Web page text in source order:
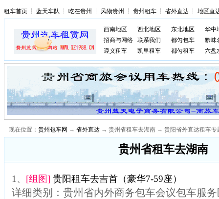
租车首页 ┆ 蓝天车队 ┆ 吃在贵州 ┆ 风物贵州 ┆ 贵州租车 ┆ 省外直达 ┆ 地区直
西南地区 西北地区 东北地区
华中
招商与网络
联系我们 都匀包车
黔味
遵义租车
凯里租车 都匀租车 六盘
现在位置： 贵州包车网 → 省外直达 → 贵州省租车去湖南 → 贵阳省外直达租车专
贵州省租车去湖南
1、 [组图] 贵阳租车去吉首（豪华7-59座）
详细类别：贵州省内外商务包车会议包车服